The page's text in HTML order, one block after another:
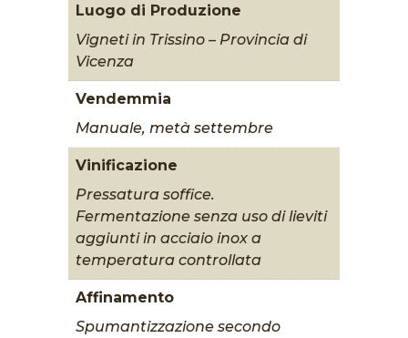
Luogo di Produzione
Vigneti in Trissino – Provincia di
Vicenza
Vendemmia
Manuale, metà settembre
Vinificazione
Pressatura soffice.
Fermentazione senza uso di lieviti
aggiunti in acciaio inox a
temperatura controllata
Affinamento
Spumantizzazione secondo